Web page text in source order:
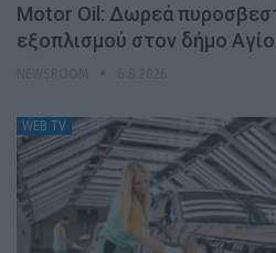
Motor Oil: Δωρεά
εξοπλισμού στον δήμο
WEB TV